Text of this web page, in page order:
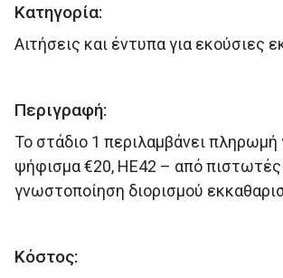
Κατηγορία:
Αιτήσεις και έντυπα για εκούσιες
Περιγραφή:
Το στάδιο 1 περιλαμβάνει πληρωμή
ψήφισμα €20, ΗΕ42 – από
γνωστοποίηση διορισμού
Κόστος: